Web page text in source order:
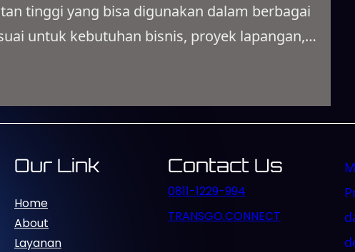
tinggi yang bisa digunakan dalam berbagai
untuk kebutuhan bisnis, proyek lapangan,
terpencil, lokasi dengan sinyal lemah,
jaringan fiber…
Our Link
Home
About
Layanan
Contact Us
0811-1229-994
TRANSGO.CONNECT